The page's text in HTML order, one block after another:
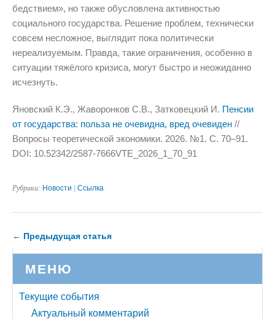
бедствием», но также обусловлена активностью
социального государства. Решение проблем, технически
совсем несложное, выглядит пока политически
нереализуемым. Правда, такие ограничения, особенно в
ситуации тяжёлого кризиса, могут быстро и неожиданно
исчезнуть.
Яновский К.Э., Жаворонков С.В., Затковецкий И. Пенсии
от государства: польза не очевидна, вред очевиден //
Вопросы теоретической экономики. 2026. №1. С. 70–91.
DOI: 10.52342/2587-7666VTE_2026_1_70_91
Рубрики: Новости | Ссылка
← Предыдущая статья
МЕНЮ
Текущие события
Актуальный комментарий